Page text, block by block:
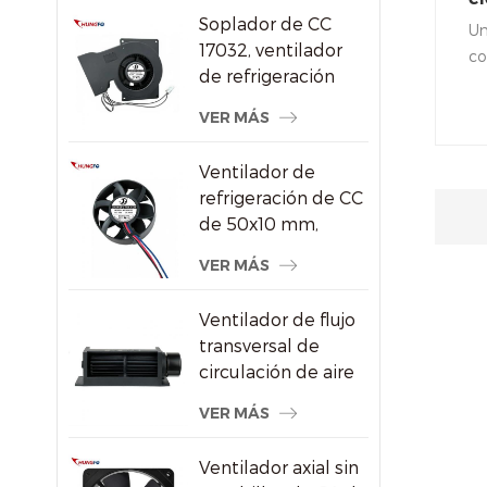
Soplador de CC
17032, ventilador
de refrigeración
con alta presión
VER MÁS
Ventilador de
refrigeración de CC
de 50x10 mm,
escobillas de alta
RPM para
pequeños
dispositivos
electrónicos
VER MÁS
Ventilador de flujo
transversal de
circulación de aire
ahorro de energía
VER MÁS
Ventilador axial sin